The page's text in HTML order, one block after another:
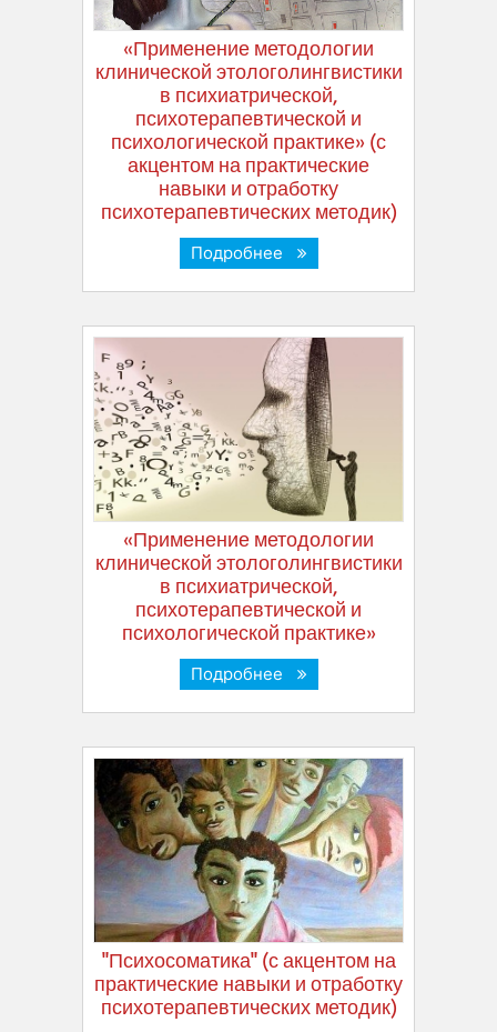
«Применение методологии
клинической этологолингвистики
в психиатрической,
психотерапевтической и
психологической практике» (с
акцентом на практические
навыки и отработку
психотерапевтических методик)
Подробнее
«Применение методологии
клинической этологолингвистики
в психиатрической,
психотерапевтической и
психологической практике»
Подробнее
"Психосоматика" (с акцентом на
практические навыки и отработку
психотерапевтических методик)